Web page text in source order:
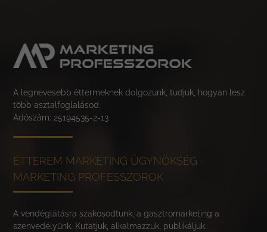
A legnevesebb éttermeknek dolgozunk, tudjuk, hogyan lesz
több asztalfoglalásod.
Adószám: 25194535-2-13
ÉTTEREM MARKETING ÜGYNÖKSÉG -
MARKETING PROFESSZOROK
A vendéglátásra szakosodtunk, a gasztromarketing a
szenvedélyünk. Kutatjuk, alkalmazzuk, publikáljuk.